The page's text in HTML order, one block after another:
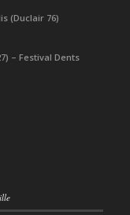
(Duclair 76)
– Festival Dents